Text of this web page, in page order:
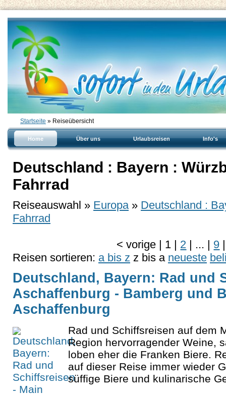
Startseite » Reiseübersicht
Home Über uns Urlaubsreisen Info's
Deutschland : Bayern :
Fahrrad
Reiseauswahl » Europa » Deutschland :
Fahrrad
<vorige | 1 | 2 | ... | 9 |
Reisen sortieren: a bis z z bis a neueste
Deutschland, Bayern: Rad und
Aschaffenburg - Bamberg und
Aschaffenburg
Rad und Schiffsreisen auf dem
Region hervorragender Weine,
loben eher die Franken Biere.
auf dieser Reise immer wieder
süffige Biere und kulinarische